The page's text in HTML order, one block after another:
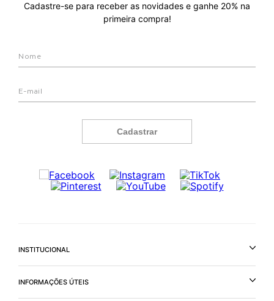
Cadastre-se para receber as novidades e ganhe 20% na
primeira compra!
Cadastrar
INSTITUCIONAL
INFORMAÇÕES ÚTEIS